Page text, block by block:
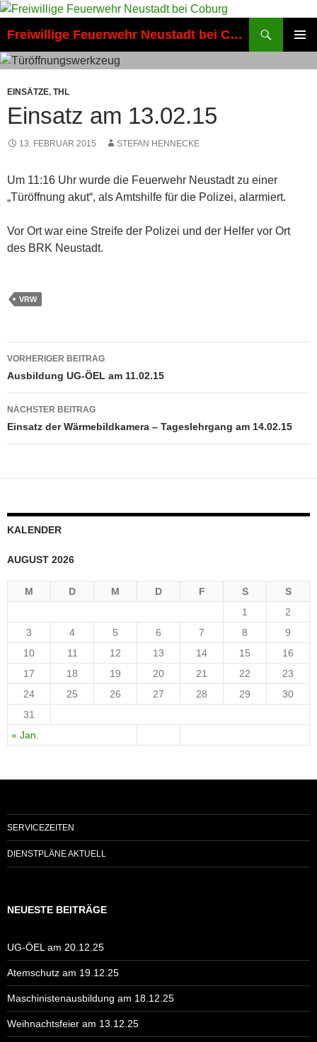
Zum
springen
Freiwillige Feuerwehr Neustadt bei Coburg
EINSÄTZE, THL
Einsatz am 13.02.15
13. FEBRUAR 2015 STEFAN HENNECKE
Um 11:16 Uhr wurde die Feuerwehr Neustadt zu einer
„Türöffnung akut“, als Amtshilfe für die Polizei, alarmiert.
Vor Ort war eine Streife der Polizei und der Helfer vor Ort
des BRK Neustadt.
VRW
Beitragsnavigation
VORHERIGER BEITRAG
Ausbildung UG-ÖEL am 11.02.15
NÄCHSTER BEITRAG
Einsatz der Wärmebildkamera – Tageslehrgang am 14.02.15
KALENDER
AUGUST 2026
M D M D F S S
« Jan.
1
2
3
4 5 6 7 8
9
10
11 12 13 14 15
16
17
18 19 20 21 22
23
24
25 26 27 28 29
30
31
SERVICEZEITEN
DIENSTPLÄNE AKTUELL
NEUESTE BEITRÄGE
UG-ÖEL am 20.12.25
Atemschutz am 19.12.25
Maschinistenausbildung am 18.12.25
Weihnachtsfeier am 13.12.25